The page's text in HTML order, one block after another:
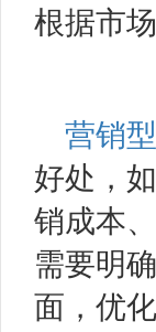
根据市
营销
好处，
销成本
需要明
面，优